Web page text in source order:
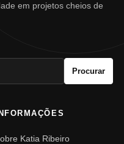
em projetos cheios de
Procurar
Katia Ribeiro